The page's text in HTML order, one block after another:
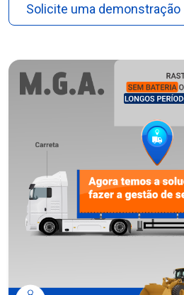
Solicite uma demonstração